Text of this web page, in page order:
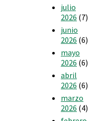
julio
2026 (7)
junio
2026 (6)
mayo
2026 (6)
abril
2026 (6)
marzo
2026 (4)